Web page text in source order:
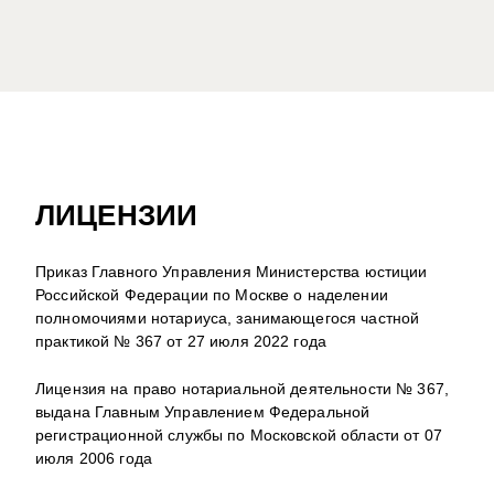
ЛИЦЕНЗИИ
Приказ Главного Управления Министерства юстиции
Российской Федерации по Москве о наделении
полномочиями нотариуса, занимающегося частной
практикой № 367 от 27 июля 2022 года
Лицензия на право нотариальной деятельности № 367,
выдана Главным Управлением Федеральной
регистрационной службы по Московской области от 07
июля 2006 года